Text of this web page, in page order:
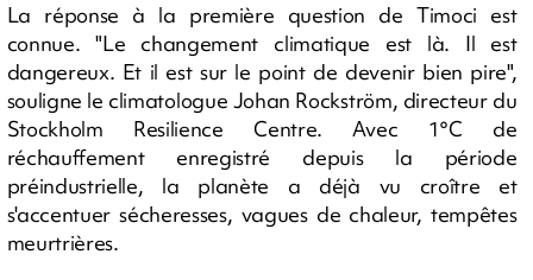
La réponse à la première question de Timoci est
connue. "Le changement climatique est là. Il est
dangereux. Et il est sur le point de devenir bien pire",
souligne le climatologue Johan Rockström, directeur du
Stockholm Resilience Centre. Avec 1°C de
réchauffement enregistré depuis la période
préindustrielle, la planète a déjà vu croître et
s'accentuer sécheresses, vagues de chaleur, tempêtes
meurtrières.